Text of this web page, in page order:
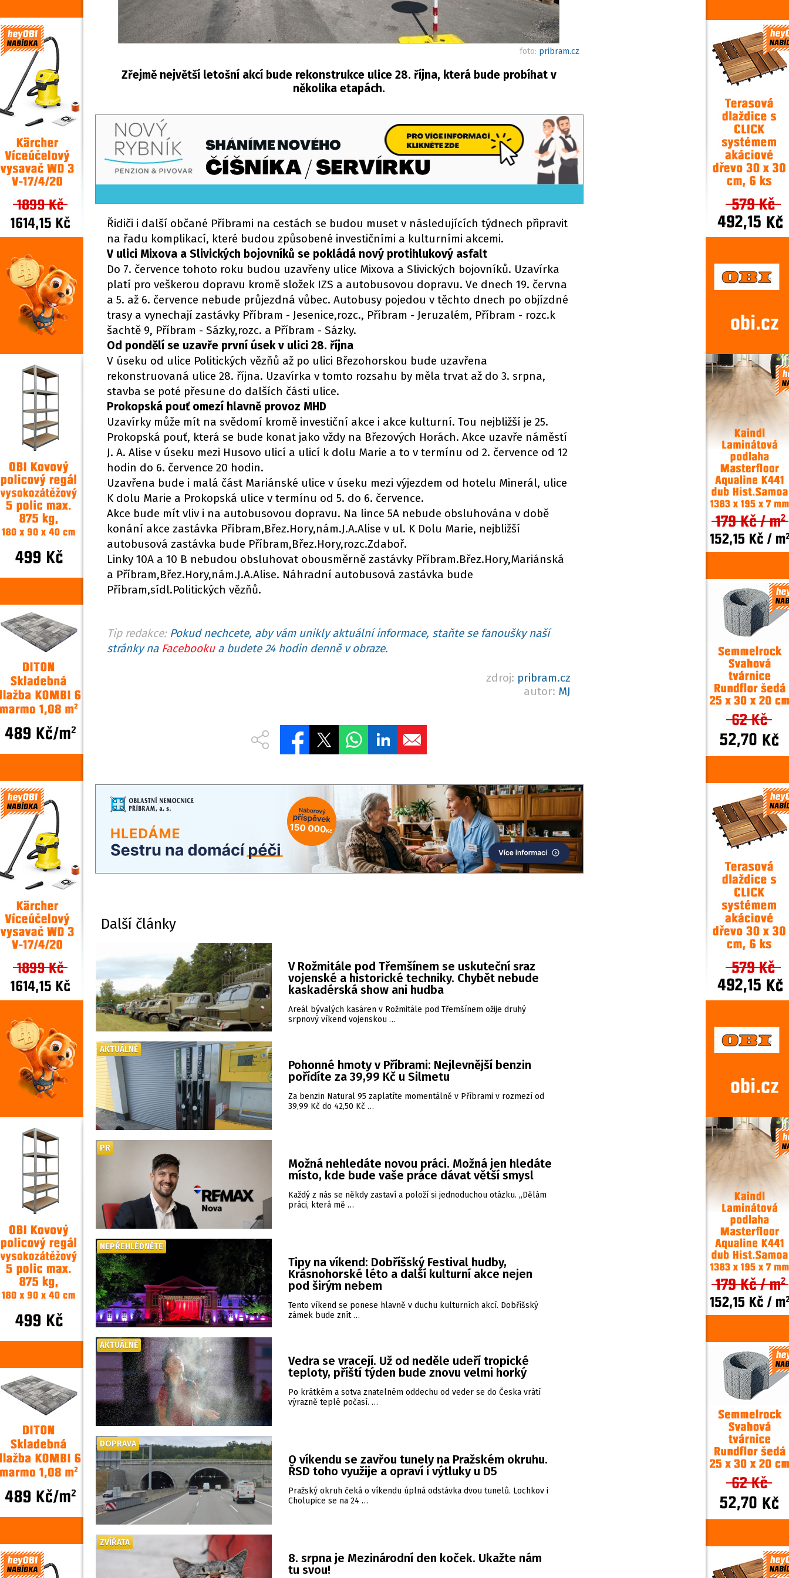
foto: pribram.cz
Zřejmě největší letošní akcí bude rekonstrukce ulice 28. října, která bude probíhat v
několika etapách.
Řidiči i další občané Příbrami na cestách se budou muset v následujících týdnech připravit
na řadu komplikací, které budou způsobené investičními a kulturními akcemi.
V ulici Mixova a Slivických bojovníků se pokládá nový protihlukový asfalt
Do 7. července tohoto roku budou uzavřeny ulice Mixova a Slivických bojovníků. Uzavírka
platí pro veškerou dopravu kromě složek IZS a autobusovou dopravu. Ve dnech 19. června
a 5. až 6. července nebude průjezdná vůbec. Autobusy pojedou v těchto dnech po objízdné
trasy a vynechají zastávky Příbram - Jesenice,rozc., Příbram - Jeruzalém, Příbram - rozc.k
šachtě 9, Příbram - Sázky,rozc. a Příbram - Sázky.
Od pondělí se uzavře první úsek v ulici 28. října
V úseku od ulice Politických vězňů až po ulici Březohorskou bude uzavřena
rekonstruovaná ulice 28. října. Uzavírka v tomto rozsahu by měla trvat až do 3. srpna,
stavba se poté přesune do dalších části ulice.
Prokopská pouť omezí hlavně provoz MHD
Uzavírky může mít na svědomí kromě investiční akce i akce kulturní. Tou nejbližší je 25.
Prokopská pouť, která se bude konat jako vždy na Březových Horách. Akce uzavře náměstí
J. A. Alise v úseku mezi Husovo ulicí a ulicí k dolu Marie a to v termínu od 2. července od 12
hodin do 6. července 20 hodin.
Uzavřena bude i malá část Mariánské ulice v úseku mezi výjezdem od hotelu Minerál, ulice
K dolu Marie a Prokopská ulice v termínu od 5. do 6. července.
Akce bude mít vliv i na autobusovou dopravu. Na lince 5A nebude obsluhována v době
konání akce zastávka Příbram,Břez.Hory,nám.J.A.Alise v ul. K Dolu Marie, nejbližší
autobusová zastávka bude Příbram,Břez.Hory,rozc.Zdaboř.
Linky 10A a 10 B nebudou obsluhovat obousměrně zastávky Příbram.Břez.Hory,Mariánská
a Příbram,Břez.Hory,nám.J.A.Alise. Náhradní autobusová zastávka bude
Příbram,sídl.Politických vězňů.
Tip redakce: Pokud nechcete, aby vám unikly aktuální informace, staňte se fanoušky naší
stránky na Facebookua budete 24 hodin denně v obraze.
zdroj: pribram.cz
autor: MJ
Další články
V Rožmitále pod Třemšínem se uskuteční sraz
vojenské a historické techniky. Chybět nebude
kaskadérská show ani hudba
Areál bývalých kasáren v Rožmitále pod Třemšínem ožije druhý
srpnový víkend vojenskou …
Pohonné hmoty v Příbrami: Nejlevnější benzin
pořídíte za 39,99 Kč u Silmetu
Za benzin Natural 95 zaplatíte momentálně v Příbrami v rozmezí od
39,99 Kč do 42,50 Kč …
AKTUÁLNĚ
Možná nehledáte novou práci. Možná jen hledáte
místo, kde bude vaše práce dávat větší smysl
Každý z nás se někdy zastaví a položí si jednoduchou otázku. „Dělám
práci, která mě …
PR
Tipy na víkend: Dobříšský Festival hudby,
Krásnohorské léto a další kulturní akce nejen
pod širým nebem
Tento víkend se ponese hlavně v duchu kulturních akcí. Dobříšský
zámek bude znít …
NEPŘEHLÉDNĚTE
Vedra se vracejí. Už od neděle udeří tropické
teploty, příští týden bude znovu velmi horký
Po krátkém a sotva znatelném oddechu od veder se do Česka vrátí
výrazně teplé počasí. …
AKTUÁLNĚ
O víkendu se zavřou tunely na Pražském okruhu.
ŘSD toho využije a opraví i výtluky u D5
Pražský okruh čeká o víkendu úplná odstávka dvou tunelů. Lochkov i
Cholupice se na 24 …
DOPRAVA
8. srpna je Mezinárodní den koček. Ukažte nám
tu svou!
ZVÍŘATA